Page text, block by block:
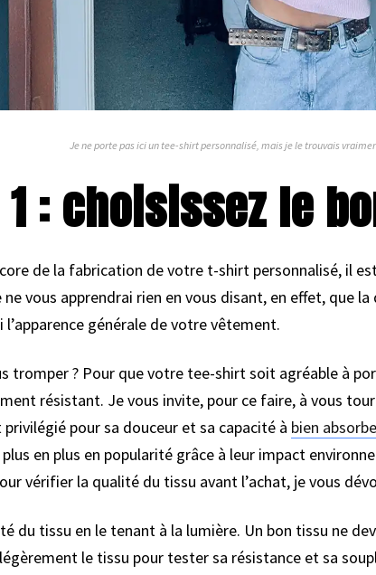
Je ne porte pas ici un tee-shirt personnalisé, mais je le trouvais
: choisissez le
de la fabrication de votre t-shirt personnalisé, il
vous apprendrai rien en vous disant, en effet, que
générale de votre vêtement.
tromper ? Pour que votre tee-shirt soit agréable à
résistant. Je vous invite, pour ce faire, à vous
pour sa douceur et sa capacité à bien
en plus en popularité grâce à leur impact
vérifier la qualité du tissu avant l’achat, je vous
du tissu en le tenant à la lumière. Un bon tissu ne
le tissu pour tester sa résistance et sa